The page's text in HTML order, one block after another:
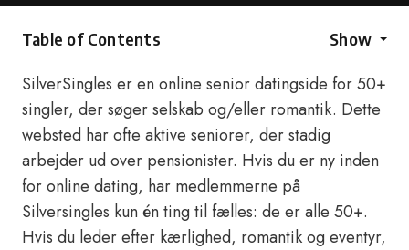
Table of Contents Show
SilverSingles er en online senior datingside for 50+
singler, der søger selskab og/eller romantik. Dette
websted har ofte aktive seniorer, der stadig
arbejder ud over pensionister. Hvis du er ny inden
for online dating, har medlemmerne på
Silversingles kun én ting til fælles: de er alle 50+.
Hvis du leder efter kærlighed, romantik og eventyr,